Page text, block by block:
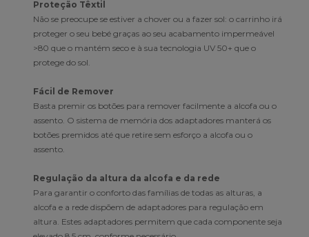
Proteção Têxtil
Não se preocupe se estiver a chover ou a fazer sol: o carrinho irá
proteger o seu bebé graças ao seu acabamento impermeável
>80 que o mantém seco e à sua tecnologia UV 50+ que o
protege do sol.
Fácil de Remover
Basta premir os botões para remover facilmente a alcofa ou o
assento. O sistema de memória dos adaptadores manterá os
botões premidos até que retire sem esforço a alcofa ou o
assento.
Regulação da altura da alcofa e da rede
Para garantir o conforto das famílias de todas as alturas, a
alcofa e a rede dispõem de adaptadores para regulação em
altura. Estes adaptadores permitem que cada componente seja